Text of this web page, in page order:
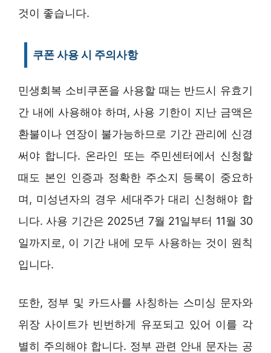
것이 좋습니다.
쿠폰 사용 시 주의사항
민생회복 소비쿠폰을 사용할 때는 반드시 유효기
간 내에 사용해야 하며, 사용 기한이 지난 금액은
환불이나 연장이 불가능하므로 기간 관리에 신경
써야 합니다. 온라인 또는 주민센터에서 신청할
때도 본인 인증과 정확한 주소지 등록이 중요하
며, 미성년자의 경우 세대주가 대리 신청해야 합
니다. 사용 기간은 2025년 7월 21일부터 11월 30
일까지로, 이 기간 내에 모두 사용하는 것이 원칙
입니다.
또한, 정부 및 카드사를 사칭하는 스미싱 문자와
위장 사이트가 빈번하게 유포되고 있어 이를 각
별히 주의해야 합니다. 정부 관련 안내 문자는 공